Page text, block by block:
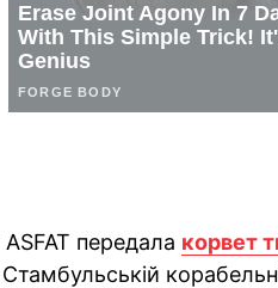
передала корвет